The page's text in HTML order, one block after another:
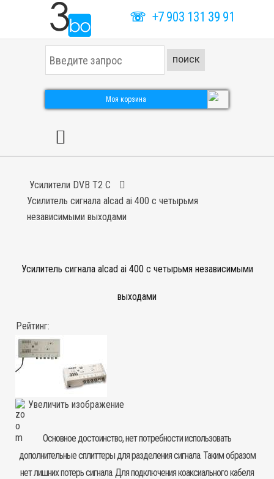
☏ +7 903 131 39 91
к
а
ь
ПОИСК
Моя корзина
Усилители DVB T2 C
Усилитель сигнала alcad ai 400 с четырьмя
независимыми выходами
Усилитель сигнала alcad ai 400 с четырьмя независимыми
выходами
Рейтинг:
Увеличить изображение
Основное достоинство, нет потребности использовать
дополнительные сплиттеры для разделения сигнала. Таким образом
нет лишних потерь сигнала. Для подключения коаксиального кабеля